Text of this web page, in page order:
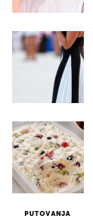
PUTOVANJA